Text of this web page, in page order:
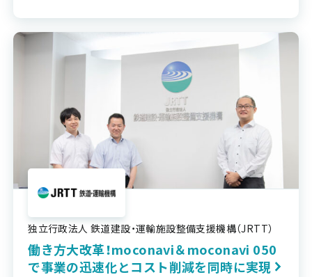
独立行政法人 鉄道建設・運輸施設整備支援機構（JRTT）
働き方大改革！moconavi＆moconavi 050
で事業の迅速化とコスト削減を同時に実現